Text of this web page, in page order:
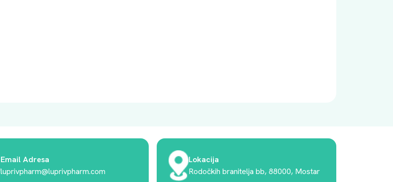
Email Adresa
luprivpharm@luprivpharm.com
Lokacija
Rodočkih branitelja bb, 88000, Mostar